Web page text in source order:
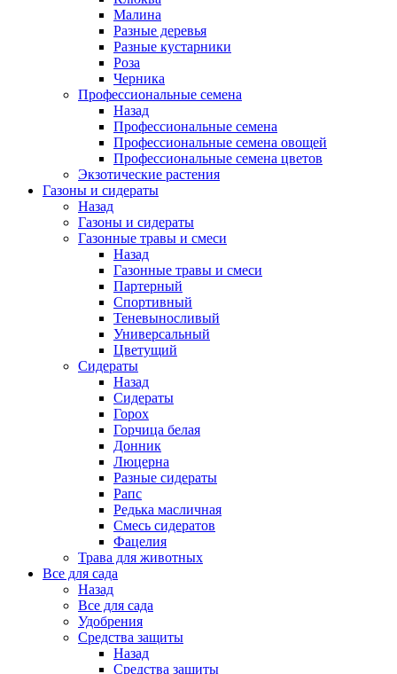
Малина
Разные деревья
Разные кустарники
Роза
Черника
Профессиональные семена
Назад
Профессиональные семена
Профессиональные семена овощей
Профессиональные семена цветов
Экзотические растения
Газоны и сидераты
Назад
Газоны и сидераты
Газонные травы и смеси
Назад
Газонные травы и смеси
Партерный
Спортивный
Теневыносливый
Универсальный
Цветущий
Сидераты
Назад
Сидераты
Горох
Горчица белая
Донник
Люцерна
Разные сидераты
Рапс
Редька масличная
Смесь сидератов
Фацелия
Трава для животных
Все для сада
Назад
Все для сада
Удобрения
Средства защиты
Назад
Средства защиты